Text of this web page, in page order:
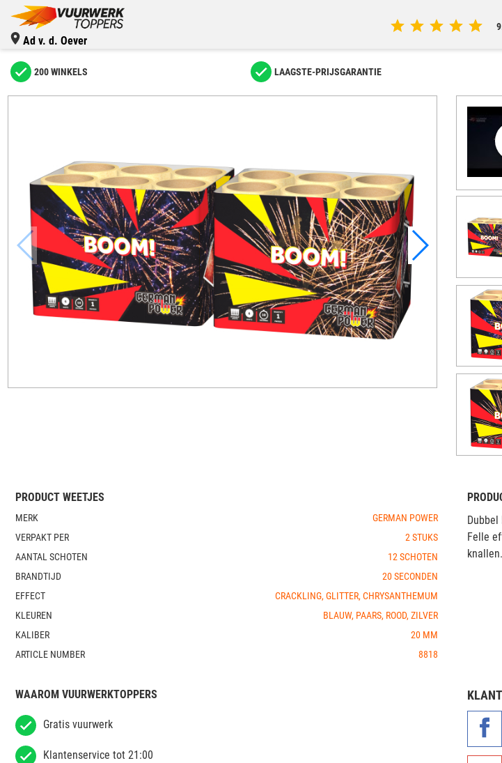
Ad v. d. Oever
200 WINKELS LAAGSTE-PRIJSGARANTIE
PRODUCT WEETJES
MERK
GERMAN POWER
VERPAKT PER
2 STUKS
AANTAL SCHOTEN
12 SCHOTEN
BRANDTIJD
20 SECONDEN
EFFECT
CRACKLING, GLITTER, CHRYSANTHEMUM
KLEUREN
BLAUW, PAARS, ROOD, ZILVER
KALIBER
20 MM
ARTICLE NUMBER
8818
Felle
knallen.
WAAROM VUURWERKTOPPERS
Gratis vuurwerk
Klantenservice tot 21:00